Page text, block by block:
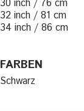
30 inch / 76 cm
32 inch / 81 cm
34 inch / 86 cm
FARBEN
Schwarz